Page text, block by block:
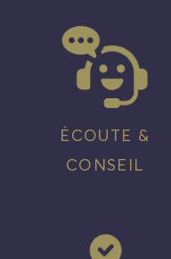
ÉCOUTE &
CONSEIL